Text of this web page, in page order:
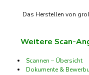
Das Herstellen von
Weitere Scan-
Scannen – Übersicht
Dokumente &